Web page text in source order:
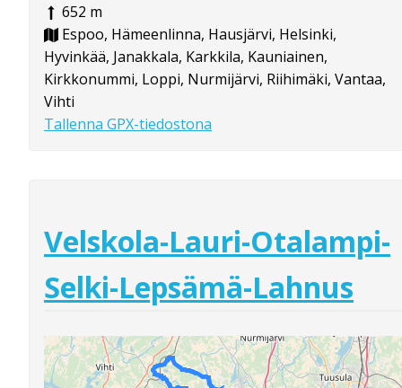
652 m
Espoo, Hämeenlinna, Hausjärvi, Helsinki,
Hyvinkää, Janakkala, Karkkila, Kauniainen,
Kirkkonummi, Loppi, Nurmijärvi, Riihimäki, Vantaa,
Vihti
Tallenna GPX-tiedostona
Velskola-Lauri-Otalampi-
Selki-Lepsämä-Lahnus